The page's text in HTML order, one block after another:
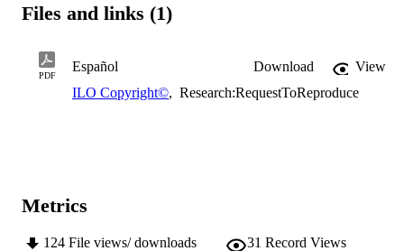
Files and links (1)
PDF
Español Download
View
ILO Copyright©, Research:RequestToReproduce
Metrics
124 File views/ downloads 31 Record Views